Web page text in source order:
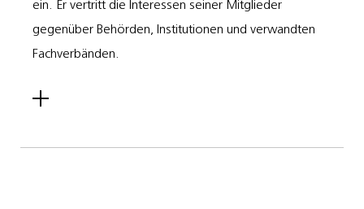
ein. Er vertritt die Interessen seiner Mitglieder
gegenüber Behörden, Institutionen und verwandten
Fachverbänden.